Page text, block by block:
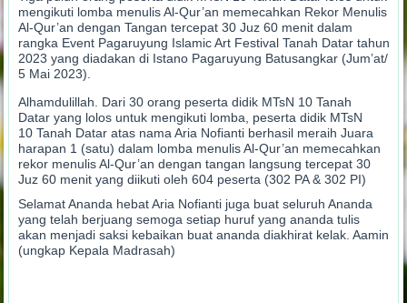
mengikuti lomba menulis Al-Qur’an memecahkan Rekor Menulis
Al-Qur’an dengan Tangan tercepat 30 Juz 60 menit dalam
rangka Event Pagaruyung Islamic Art Festival Tanah Datar tahun
2023 yang diadakan di Istano Pagaruyung Batusangkar (Jum’at/
5 Mai 2023).
Alhamdulillah. Dari 30 orang peserta didik MTsN 10 Tanah
Datar yang lolos untuk mengikuti lomba, peserta didik MTsN
10 Tanah Datar atas nama Aria Nofianti berhasil meraih Juara
harapan 1 (satu) dalam lomba menulis Al-Qur’an memecahkan
rekor menulis Al-Qur’an dengan tangan langsung tercepat 30
Juz 60 menit yang diikuti oleh 604 peserta (302 PA & 302 PI)
Selamat Ananda hebat Aria Nofianti juga buat seluruh Ananda
yang telah berjuang semoga setiap huruf yang ananda tulis
akan menjadi saksi kebaikan buat ananda diakhirat kelak. Aamin
(ungkap Kepala Madrasah)